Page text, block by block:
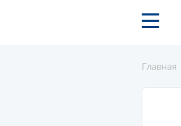
Главная